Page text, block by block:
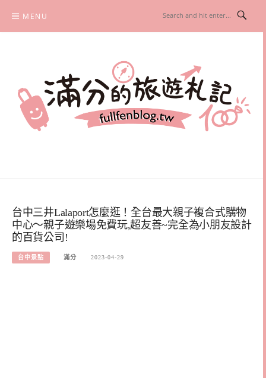
content
MENU
台中三井Lalaport怎麼逛！全台最大親子複合式購物
中心～親子遊樂場免費玩,超友善~完全為小朋友設計
的百貨公司!
台中景點 滿分 2023-04-29